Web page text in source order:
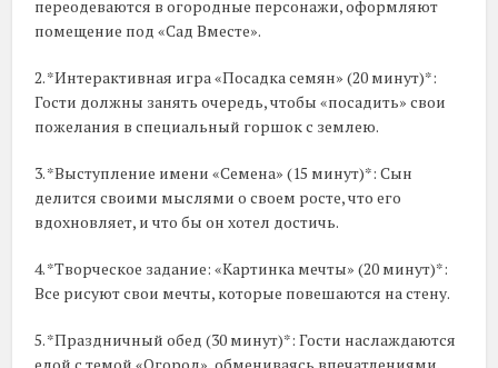
переодеваются в огородные персонажи, оформляют
помещение под «Сад Вместе».
2. *Интерактивная игра «Посадка семян» (20 минут)*:
Гости должны занять очередь, чтобы «посадить» свои
пожелания в специальный горшок с землею.
3. *Выступление имени «Семена» (15 минут)*: Сын
делится своими мыслями о своем росте, что его
вдохновляет, и что бы он хотел достичь.
4. *Творческое задание: «Картинка мечты» (20 минут)*:
Все рисуют свои мечты, которые повешаются на стену.
5. *Праздничный обед (30 минут)*: Гости наслаждаются